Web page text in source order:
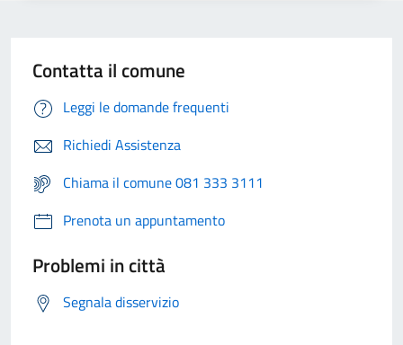
Contatta il comune
Leggi le domande frequenti
Richiedi Assistenza
Chiama il comune 081 333 3111
Prenota un appuntamento
Problemi in città
Segnala disservizio